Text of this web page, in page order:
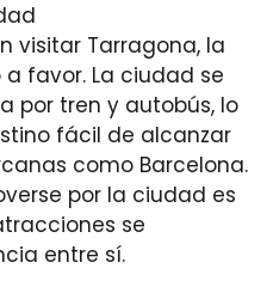
visitar Tarragona, la
favor. La ciudad se
por tren y autobús, lo
fácil de alcanzar
como Barcelona.
por la ciudad es
se
entre sí.